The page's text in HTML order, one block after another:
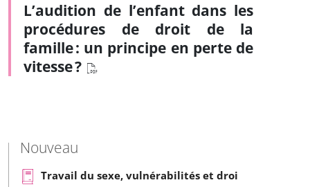
L’audition de l’enfant dans les
procédures de droit de la
famille : un principe en perte de
vitesse ?
Nouveau
Travail du sexe, vulnérabilités et droi